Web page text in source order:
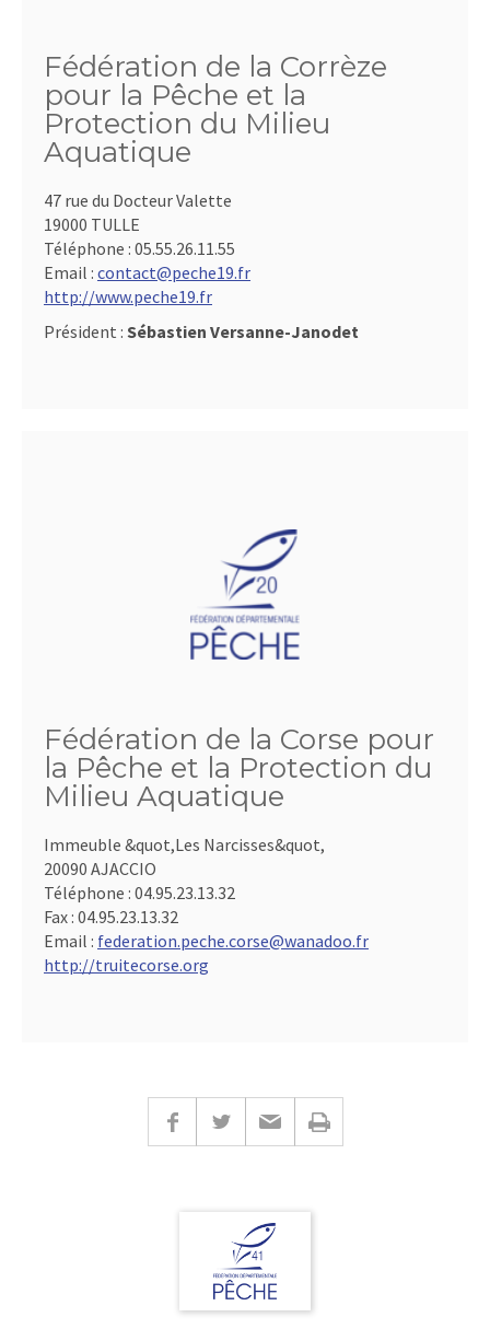
Fédération de la Corrèze
pour la Pêche et la
Protection du Milieu
Aquatique
47 rue du Docteur Valette
19000 TULLE
Téléphone : 05.55.26.11.55
Email : contact@peche19.fr
http://www.peche19.fr
Président : Sébastien Versanne-Janodet
Fédération de la Corse pour
la Pêche et la Protection du
Milieu Aquatique
Immeuble &quot,Les Narcisses&quot,
20090 AJACCIO
Téléphone : 04.95.23.13.32
Fax : 04.95.23.13.32
Email : federation.peche.corse@wanadoo.fr
http://truitecorse.org